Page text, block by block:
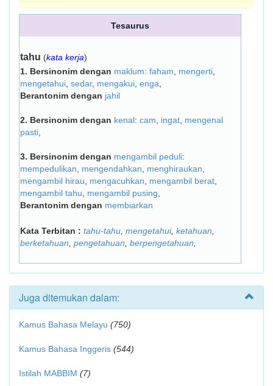
Tesaurus
tahu (kata kerja)
1. Bersinonim dengan maklum: faham mengerti
mengetahui sedar, mengakui enga
Berantonim dengan jahil
2. Bersinonim dengan kenal: cam ingat mengenal
pasti
3. Bersinonim dengan mengambil peduli:
mempedulikan
mengendahkan menghiraukan
mengambil hirau
mengacuhkan mengambil berat
mengambil tahu
mengambil pusing
Berantonim dengan membiarkan
Kata Terbitan : tahu-tahu mengetahui, ketahuan
berketahuan pengetahuan berpengetahuan
Juga ditemukan dalam:
Kamus Bahasa Melayu (750)
Kamus Bahasa Inggeris (544)
Istilah MABBIM (7)